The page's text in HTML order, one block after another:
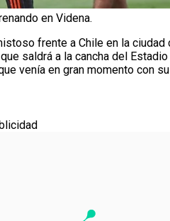
en Videna.
frente a Chile en la
saldrá a la cancha del
venía en gran momento con